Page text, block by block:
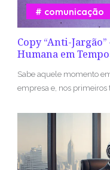
Copy “Anti-
Humana em
comunicação
Sabe aquele momento
empresa e, nos primeiros